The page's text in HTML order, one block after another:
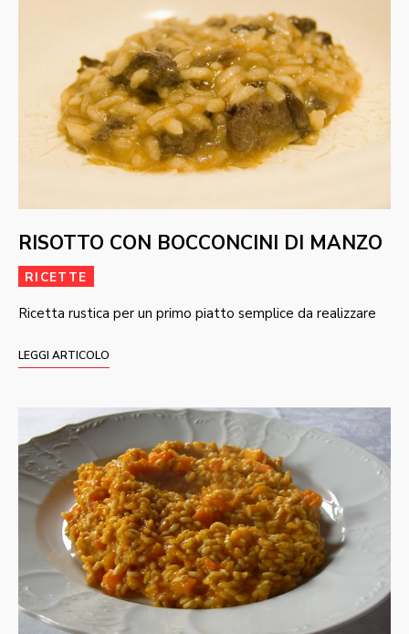
RISOTTO CON BOCCONCINI DI MANZO
RICETTE
Ricetta rustica per un primo piatto semplice da realizzare
LEGGI ARTICOLO